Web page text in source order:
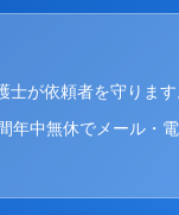
が依頼者を守ります
年中無休でメール・